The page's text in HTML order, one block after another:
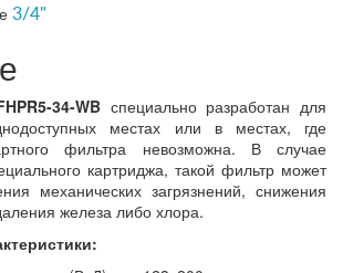
3/4"
34-WB специально разработан для
местах или в местах, где
фильтра невозможна. В случае
картриджа, такой фильтр может
механических загрязнений, снижения
железа либо хлора.